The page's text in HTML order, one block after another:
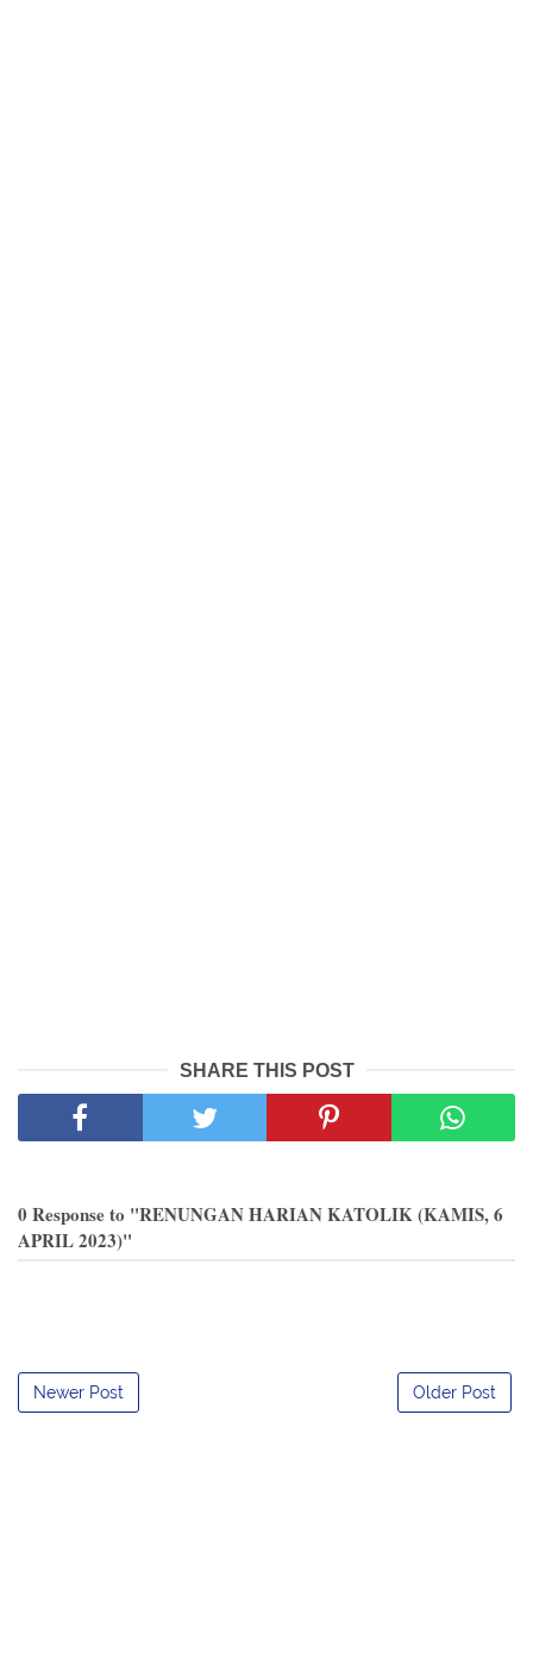
SHARE THIS POST
0 Response to "RENUNGAN HARIAN KATOLIK (KAMIS, 6
APRIL 2023)"
Newer Post Older Post